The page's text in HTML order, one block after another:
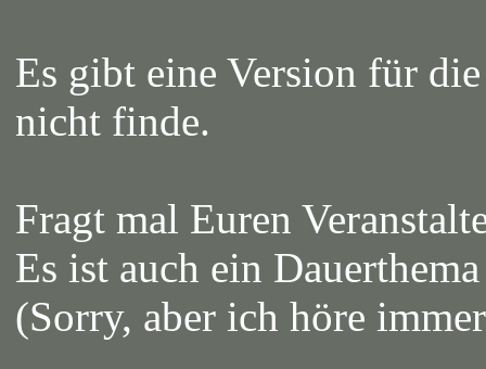
Es gibt eine Version für
nicht finde.
Fragt mal Euren
Es ist auch ein
(Sorry, aber ich höre